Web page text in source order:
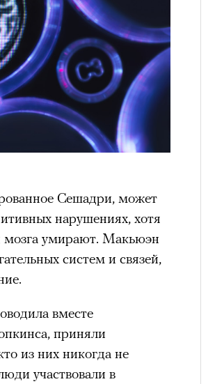
Сешадри, может
нарушениях, хотя
мозга умирают. Макьюэн
систем и связей,
вместе
приняли
из них никогда не
участвовали в
восьмитысячников
14 высочайших вершин